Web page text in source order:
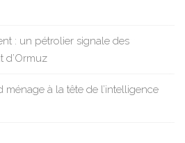
: un pétrolier signale des
d’Ormuz
à la tête de l’intelligence